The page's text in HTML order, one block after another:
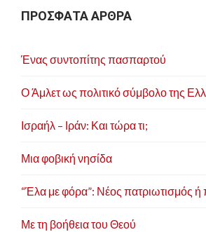
ΠΡΟΣΦΑΤΑ ΑΡΘΡΑ
Ένας συντοπίτης πασπαρτού
Ο Άμλετ ως πολιτικό σύμβολο της
Ισραήλ – Ιράν: Και τώρα τι;
Μια φοβική νησίδα
“Έλα με φόρα”: Νέος πατριωτισμός ή
Με τη βοήθεια του Θεού